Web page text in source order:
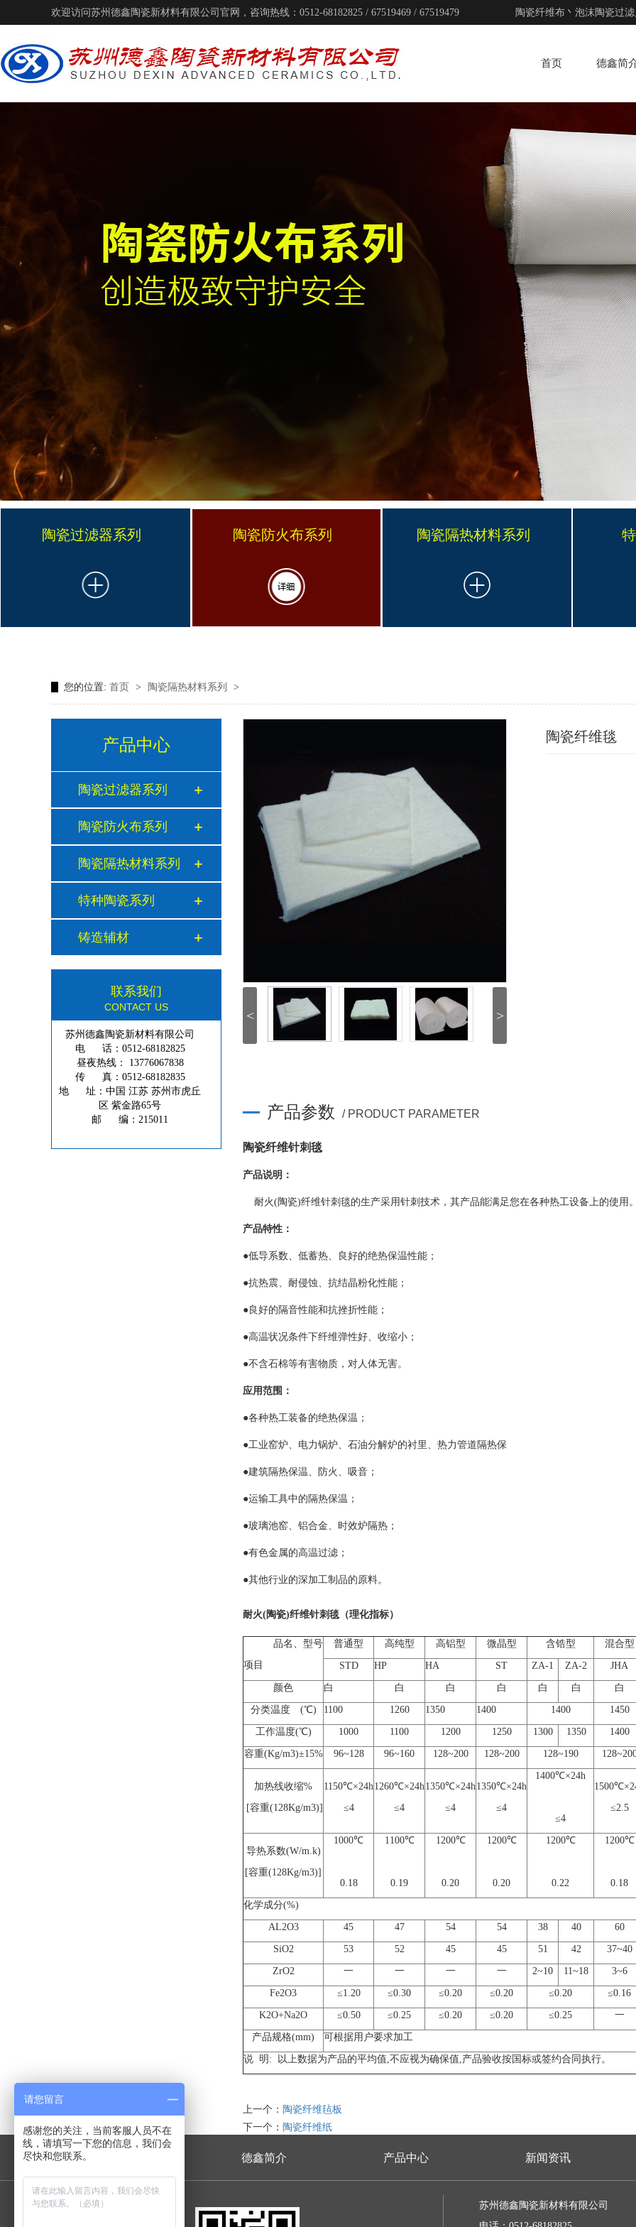
欢迎访问苏州德鑫陶瓷新材料有限公司官网，咨询热线：0512-68182825 / 67519469 / 67519479 陶瓷纤维布丶泡沫陶瓷过
首页 德鑫简
陶瓷过滤器系列 陶瓷防火布系列 陶瓷隔热材料系列
您的位置: 首页 > 陶瓷隔热材料系列 >
产品中心
陶瓷过滤器系列
陶瓷防火布系列
陶瓷隔热材料系列
特种陶瓷系列
铸造辅材
联系我们
CONTACT US
苏州德鑫陶瓷新材料有限公司
电 话：0512-68182825
昼夜热线： 13776067838
传 真：0512-68182835
地 址：中国 江苏 苏州市虎丘
区 紫金路65号
邮 编：215011
< >
陶瓷纤维毯
产品参数 / PRODUCT PARAMETER
陶瓷纤维针刺毯
产品说明：
耐火(陶瓷)纤维针刺毯的生产采用针刺技术，其产品能满足您在各种热工设备上的使用
产品特性：
●低导系数、低蓄热、良好的绝热保温性能；
●抗热震、耐侵蚀、抗结晶粉化性能；
●良好的隔音性能和抗挫折性能；
●高温状况条件下纤维弹性好、收缩小；
●不含石棉等有害物质，对人体无害。
应用范围：
●各种热工装备的绝热保温；
●工业窑炉、电力锅炉、石油分解炉的衬里、热力管道隔热保
●建筑隔热保温、防火、吸音；
●运输工具中的隔热保温；
●玻璃池窑、铝合金、时效炉隔热；
●有色金属的高温过滤；
●其他行业的深加工制品的原料。
耐火(陶瓷)纤维针刺毯（理化指标）
品名、型号
项目
普通型 高纯型 高铝型 微晶型 含锆型 混合型
STD HP HA ST ZA-1 ZA-2 JHA
颜色 白 白 白 白 白 白 白
分类温度 (℃) 1100 1260 1350 1400 1400 1450
工作温度(℃) 1000 1100 1200 1250 1300 1350 1400
容重(Kg/m3)±15% 96~128 96~160 128~200 128~200 128~190
加热线收缩%
[容重(128Kg/m3)]
1150℃×24h
≤4
1260℃×24h
≤4
1350℃×24h
≤4
1350℃×24h
≤4
1400℃×24h
≤4
≤2.5
导热系数(W/m.k)
[容重(128Kg/m3)]
1000℃
0.18
1100℃
0.19
1200℃
0.20
1200℃
0.20
1200℃
0.22
1200℃
0.18
化学成分(%)
AL2O3 45 47 54 54 38 40 60
SiO2 53 52 45 45 51 42 37~40
ZrO2 一 一 一 一 2~10 11~18 3~6
Fe2O3 ≤1.20 ≤0.30 ≤0.20 ≤0.20 ≤0.20 ≤0.16
K2O+Na2O ≤0.50 ≤0.25 ≤0.20 ≤0.20 ≤0.25 一
产品规格(mm) 可根据用户要求加工
说 明: 以上数据为产品的平均值,不应视为确保值,产品验收按国标或签约合同执行。
上一个： 陶瓷纤维毡板
下一个： 陶瓷纤维纸
德鑫简介 产品中心 新闻资讯
苏州德鑫陶瓷新材料有限公司
请您留言
感谢您的关注，当前客服人员不在
线，请填写一下您的信息，我们会
尽快和您联系。